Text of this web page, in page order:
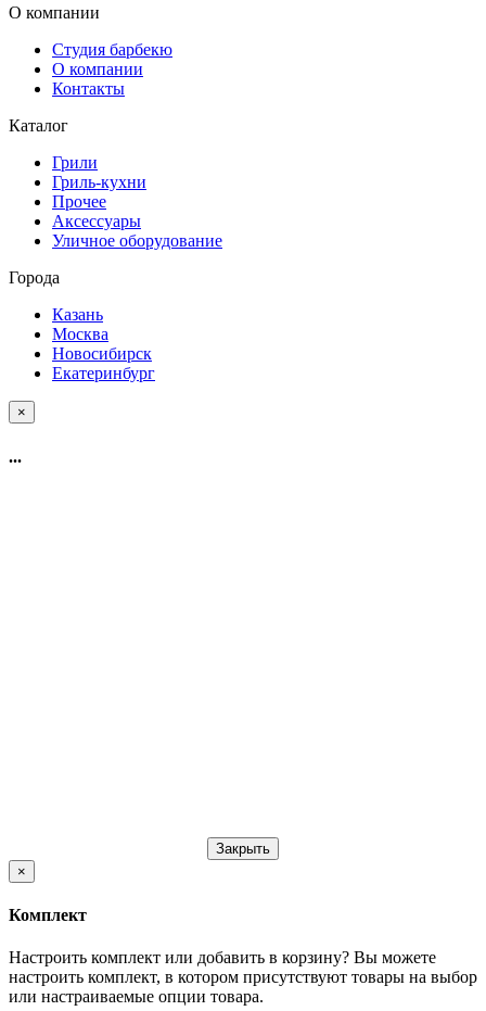
О компании
Студия барбекю
О компании
Контакты
Каталог
Грили
Гриль-кухни
Прочее
Аксессуары
Уличное оборудование
Города
Казань
Москва
Новосибирск
Екатеринбург
×
...
Закрыть
×
Комплект
Настроить комплект или добавить в корзину? Вы можете
настроить комплект, в котором присутствуют товары на выбор
или настраиваемые опции товара.